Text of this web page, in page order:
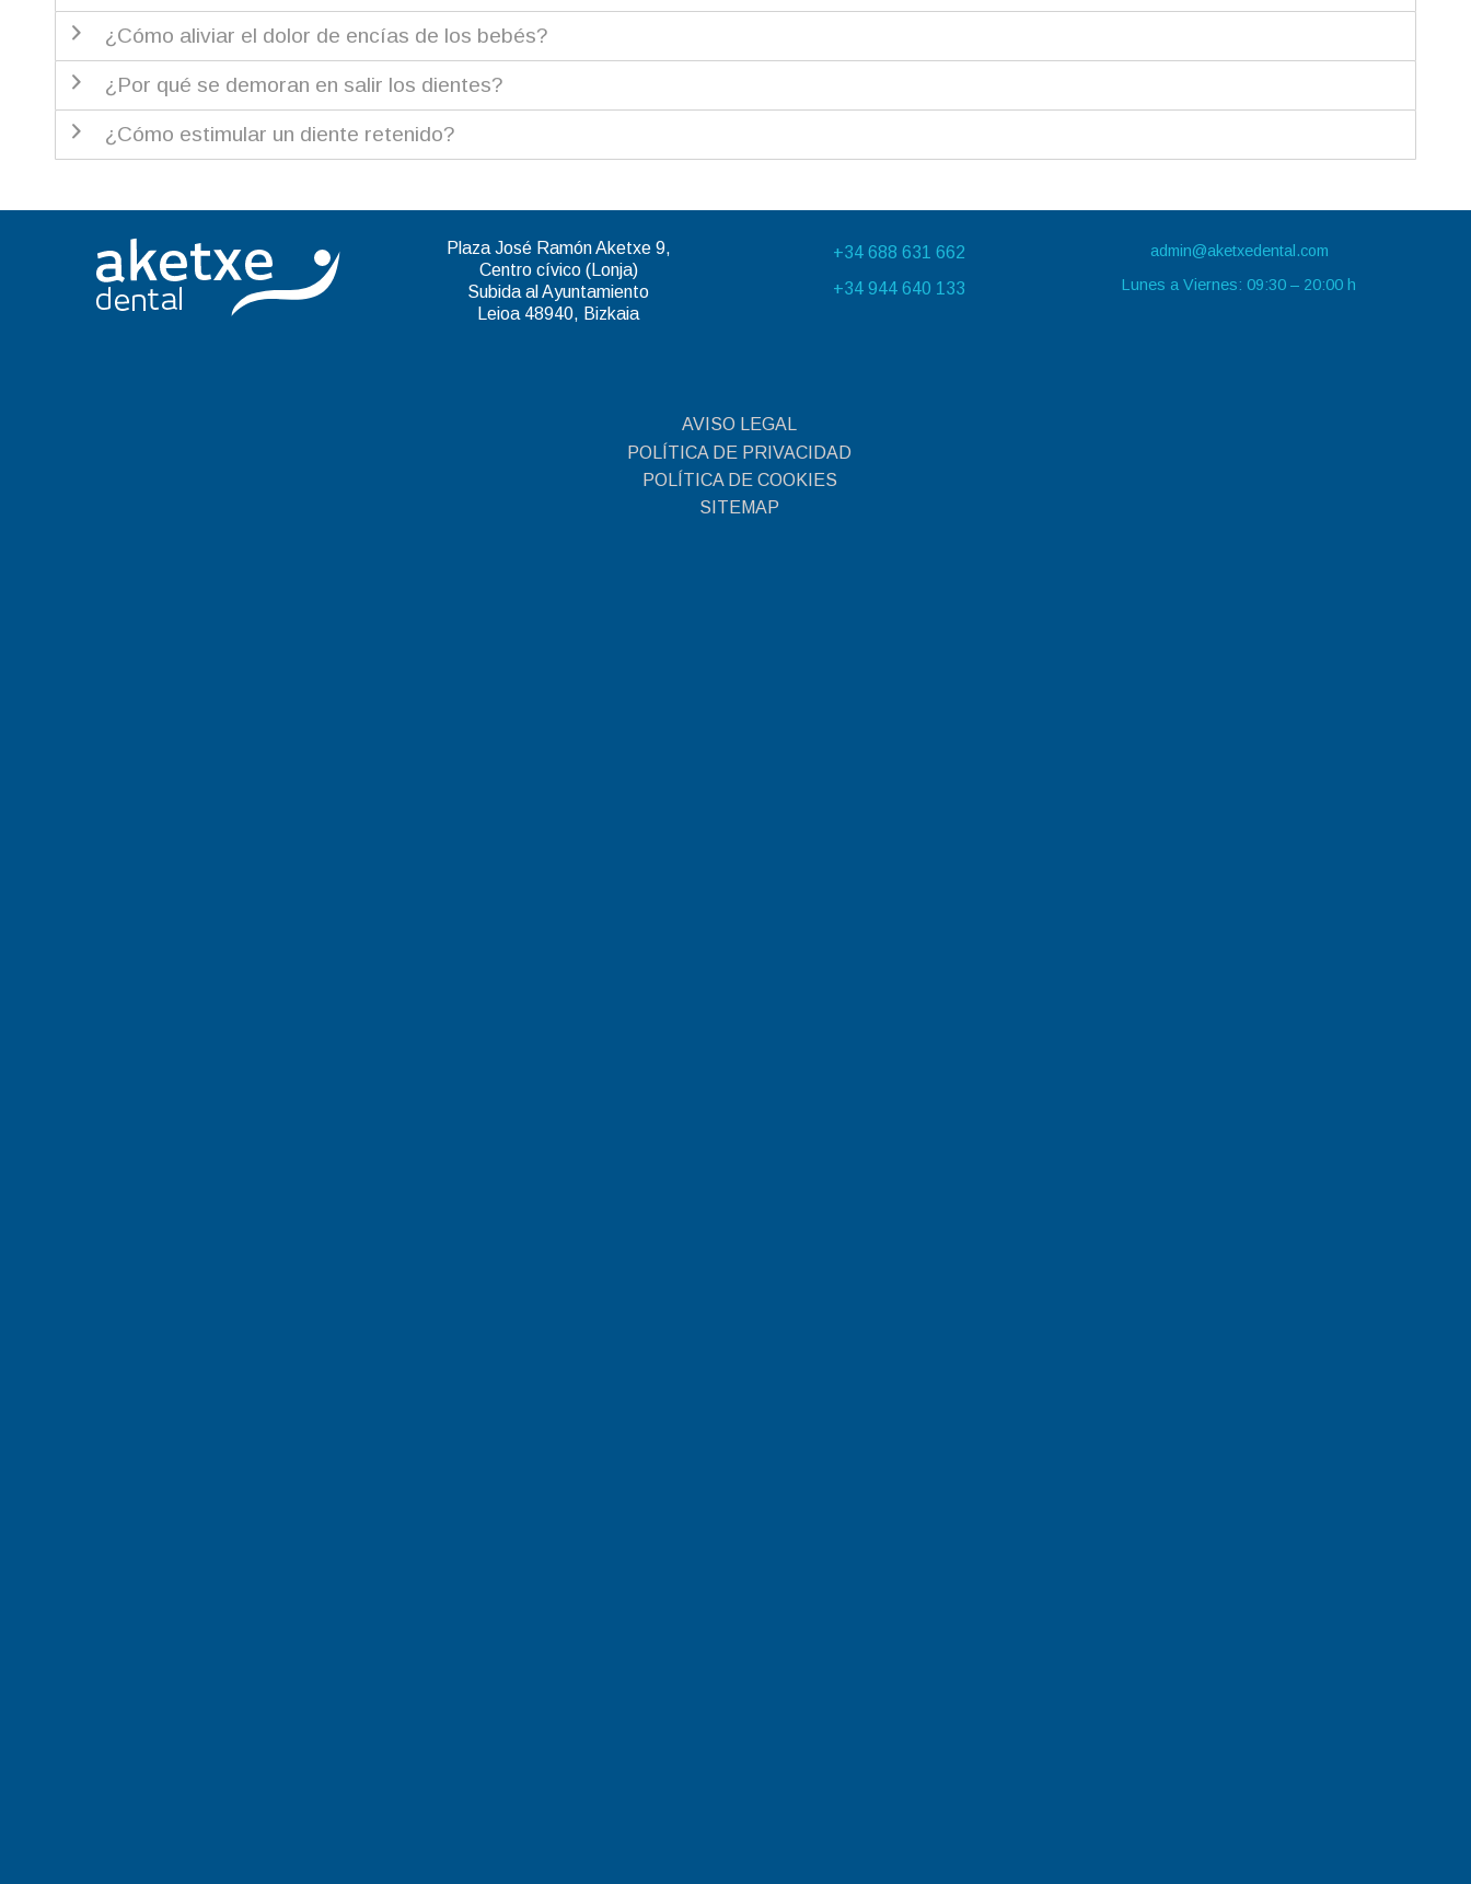
¿Cómo aliviar el dolor de encías de los bebés?
¿Por qué se demoran en salir los dientes?
¿Cómo estimular un diente retenido?
Plaza José Ramón Aketxe 9,
Centro cívico (Lonja)
Subida al Ayuntamiento
Leioa 48940, Bizkaia
+34 688 631 662
+34 944 640 133
admin@aketxedental.com
Lunes a Viernes: 09:30 – 20:00 h
AVISO LEGAL
POLÍTICA DE PRIVACIDAD
POLÍTICA DE COOKIES
SITEMAP